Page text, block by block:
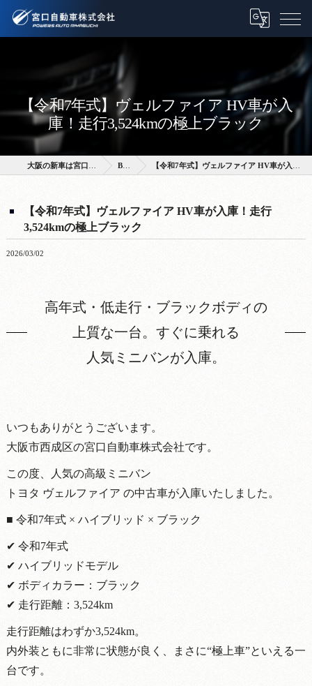
【令和7年式】ヴェルファイア HV車が入
庫！走行3,524kmの極上ブラック
BLOG 【令和7年式】ヴェルファイア HV車が入庫！走行3,524kmの極上ブラック
【令和7年式】ヴェルファイア HV車が入庫！走行
3,524kmの極上ブラック
2026/03/02
高年式・低走行・ブラックボディの
上質な一台。すぐに乗れる
人気ミニバンが入庫。
いつもありがとうございます。
大阪市西成区の宮口自動車株式会社です。
この度、人気の高級ミニバン
トヨタ ヴェルファイア の中古車が入庫いたしました。
■ 令和7年式 × ハイブリッド × ブラック
✔ 令和7年式
✔ ハイブリッドモデル
✔ ボディカラー：ブラック
✔ 走行距離：3,524km
走行距離はわずか3,524km。
内外装ともに非常に状態が良く、まさに“極上車”といえる一
台です。